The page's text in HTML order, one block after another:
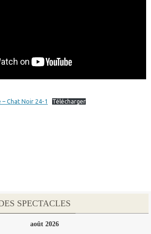
Chat Noir 24-1 Télécharger
SPECTACLES
août 2026